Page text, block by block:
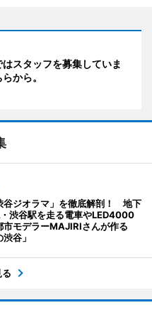
スタッフを募集していま
から。
谷ジオラマ」を徹底解剖！ 地下
渋谷駅を走る電車やLED4000
モデラーMAJIRIさんが作る
谷」
る